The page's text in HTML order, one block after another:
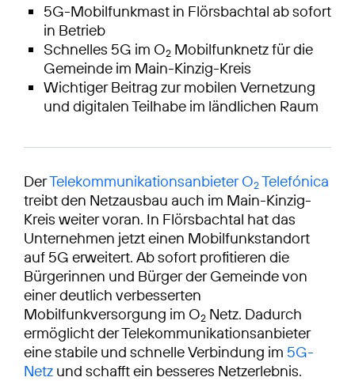
5G-Mobilfunkmast in Flörsbachtal ab sofort
in Betrieb
Schnelles 5G im O2 Mobilfunknetz für die
Gemeinde im Main-Kinzig-Kreis
Wichtiger Beitrag zur mobilen Vernetzung
und digitalen Teilhabe im ländlichen Raum
DerTelekommunikationsanbieter O2Telefónica
treibt den Netzausbau auch im Main-Kinzig-
Kreis weiter voran. In Flörsbachtal hat das
Unternehmen jetzt einen Mobilfunkstandort
auf 5G erweitert. Ab sofort profitieren die
Bürgerinnen und Bürger der Gemeinde von
einer deutlich verbesserten
Mobilfunkversorgung im O2 Netz. Dadurch
ermöglicht der Telekommunikationsanbieter
eine stabile und schnelle Verbindung im 5G-
Netz und schafft ein besseres Netzerlebnis.